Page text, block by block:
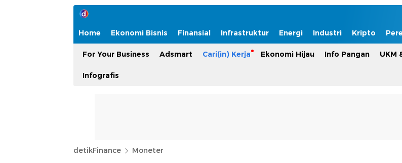
Home Ekonomi Bisnis Finansial Infrastruktur Energi Industri Kripto
For Your Business Adsmart Cari(in) Kerja Ekonomi Hijau Info Pangan UKM
Infografis
detikFinance Moneter